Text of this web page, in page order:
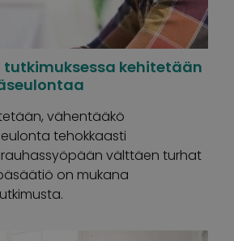
tutkimuksessa kehitetään
vähentääkö
tehokkaasti
välttäen turhat
on mukana